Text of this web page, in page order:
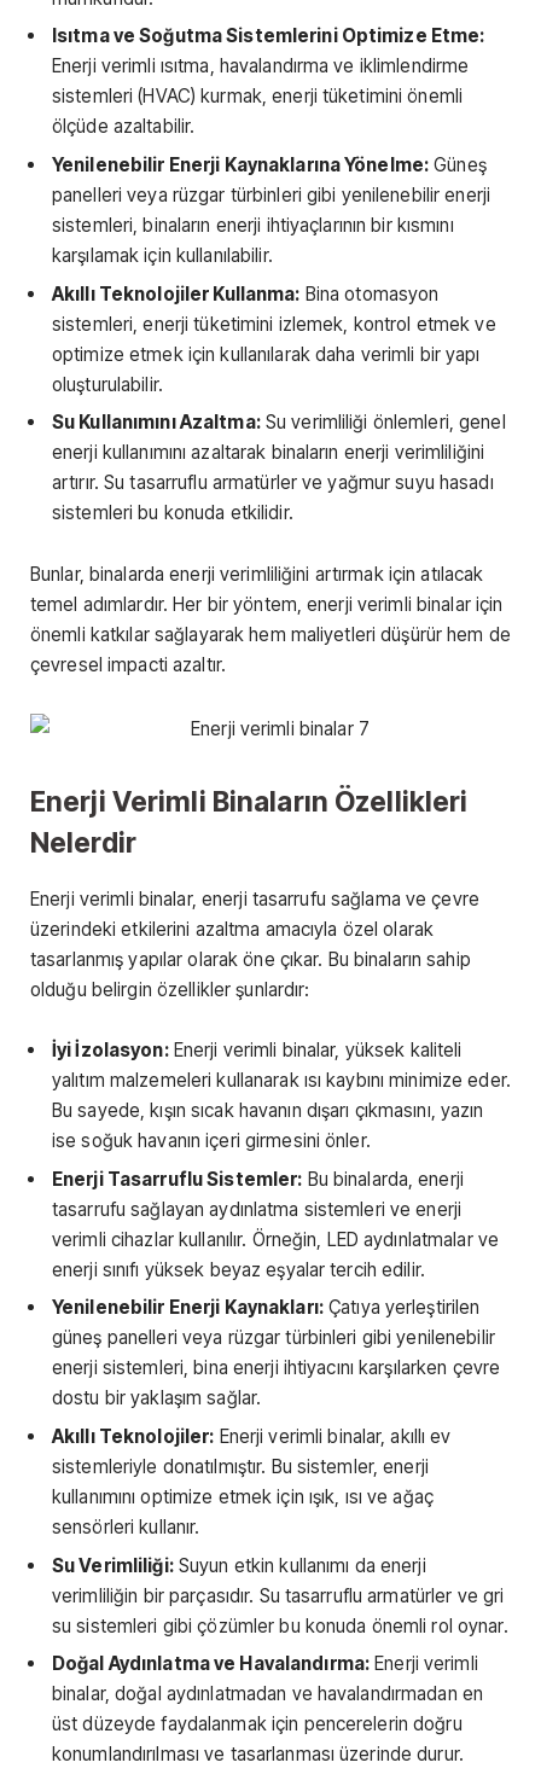
Isıtma ve Soğutma Sistemlerini Optimize Etme:
Enerji verimli ısıtma, havalandırma ve iklimlendirme
sistemleri (HVAC) kurmak, enerji tüketimini önemli
ölçüde azaltabilir.
Yenilenebilir Enerji Kaynaklarına Yönelme: Güneş
panelleri veya rüzgar türbinleri gibi yenilenebilir enerji
sistemleri, binaların enerji ihtiyaçlarının bir kısmını
karşılamak için kullanılabilir.
Akıllı Teknolojiler Kullanma: Bina otomasyon
sistemleri, enerji tüketimini izlemek, kontrol etmek ve
optimize etmek için kullanılarak daha verimli bir yapı
oluşturulabilir.
Su Kullanımını Azaltma:Su verimliliği önlemleri, genel
enerji kullanımını azaltarak binaların enerji verimliliğini
artırır. Su tasarruflu armatürler ve yağmur suyu hasadı
sistemleri bu konuda etkilidir.
Bunlar, binalarda enerji verimliliğini artırmak için atılacak
temel adımlardır. Her bir yöntem, enerji verimli binalar için
önemli katkılar sağlayarak hem maliyetleri düşürür hem de
çevresel impacti azaltır.
Enerji Verimli Binaların Özellikleri
Nelerdir
Enerji verimli binalar, enerji tasarrufu sağlama ve çevre
üzerindeki etkilerini azaltma amacıyla özel olarak
tasarlanmış yapılar olarak öne çıkar. Bu binaların sahip
olduğu belirgin özellikler şunlardır:
İyi İzolasyon:Enerji verimli binalar, yüksek kaliteli
yalıtım malzemeleri kullanarak ısı kaybını minimize eder.
Bu sayede, kışın sıcak havanın dışarı çıkmasını, yazın
ise soğuk havanın içeri girmesini önler.
Enerji Tasarruflu Sistemler: Bu binalarda, enerji
tasarrufu sağlayan aydınlatma sistemleri ve enerji
verimli cihazlar kullanılır. Örneğin, LED aydınlatmalar ve
enerji sınıfı yüksek beyaz eşyalar tercih edilir.
Yenilenebilir Enerji Kaynakları:Çatıya yerleştirilen
güneş panelleri veya rüzgar türbinleri gibi yenilenebilir
enerji sistemleri, bina enerji ihtiyacını karşılarken çevre
dostu bir yaklaşım sağlar.
Akıllı Teknolojiler: Enerji verimli binalar, akıllı ev
sistemleriyle donatılmıştır. Bu sistemler, enerji
kullanımını optimize etmek için ışık, ısı ve ağaç
sensörleri kullanır.
Su Verimliliği:Suyun etkin kullanımı da enerji
verimliliğin bir parçasıdır. Su tasarruflu armatürler ve gri
su sistemleri gibi çözümler bu konuda önemli rol oynar.
Doğal Aydınlatma ve Havalandırma: Enerji verimli
binalar, doğal aydınlatmadan ve havalandırmadan en
üst düzeyde faydalanmak için pencerelerin doğru
konumlandırılması ve tasarlanması üzerinde durur.